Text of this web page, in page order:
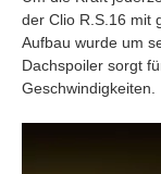
der Clio R.S.16 mit
Aufbau wurde um
Dachspoiler sorgt
Geschwindigkeiten.